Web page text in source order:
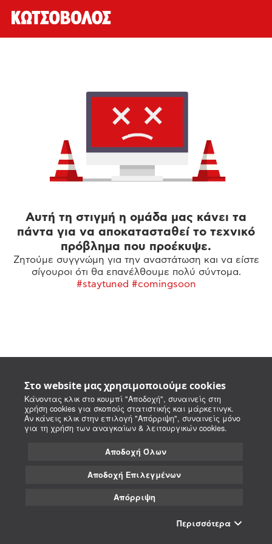
Στο website μας χρησιμοποιούμε cookies
Κάνοντας κλικ στο κουμπί "Αποδοχή", συναινείς στη
χρήση cookies για σκοπούς στατιστικής και μάρκετινγκ.
Αν κάνεις κλικ στην επιλογή "Απόρριψη", συναινείς μόνο
για τη χρήση των αναγκαίων & λειτουργικών cookies.
Αποδοχή Όλων
Αποδοχή Επιλεγμένων
Απόρριψη
Περισσότερα
Αυτή τη στιγμή η ομάδα μας κάνει τα
πάντα για να αποκατασταθεί το τεχνικό
πρόβλημα που προέκυψε.
Ζητούμε συγγνώμη για την αναστάτωση και να είστε
σίγουροι ότι θα επανέλθουμε πολύ σύντομα.
#staytuned #comingsoon